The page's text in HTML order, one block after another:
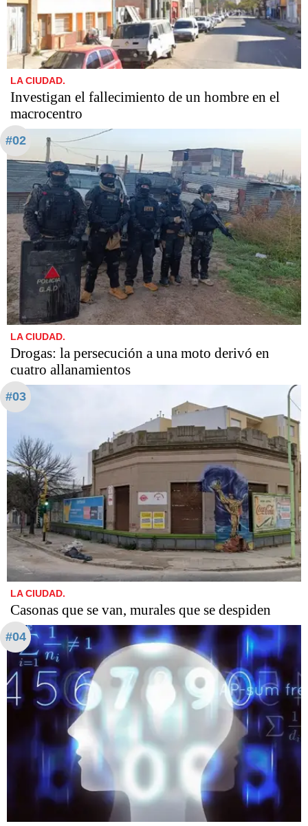
LA CIUDAD.
Investigan el fallecimiento de un hombre en el
macrocentro
#02
LA CIUDAD.
Drogas: la persecución a una moto derivó en
cuatro allanamientos
#03
LA CIUDAD.
Casonas que se van, murales que se despiden
#04